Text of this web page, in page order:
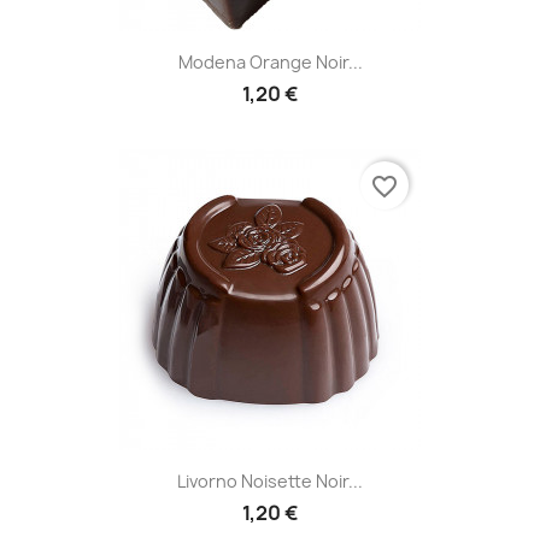
Modena Orange Noir...
1,20 €
Livorno Noisette Noir...
1,20 €
favorite_border